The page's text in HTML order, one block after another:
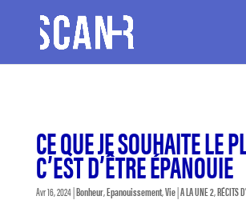
CE QUE JE SOUHAITE LE
C’EST D’ÊTRE ÉPANOUIE
Avr 16, 2024|Bonheur,Epanouissement,Vie|A LA UNE 2,RÉCITS